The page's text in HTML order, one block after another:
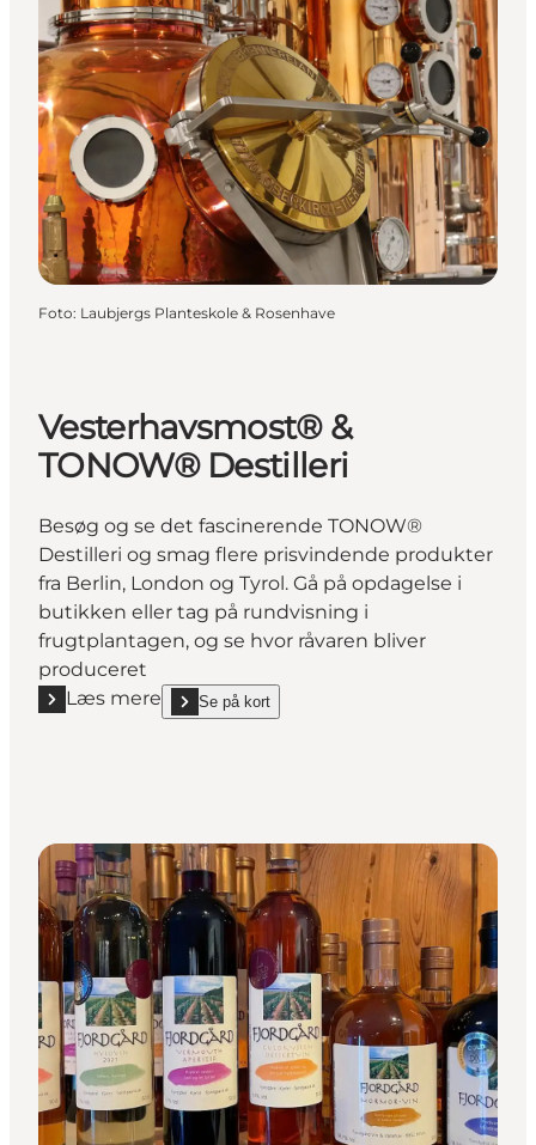
Foto: Laubjergs Planteskole & Rosenhave
Vesterhavsmost® &
TONOW® Destilleri
Besøg og se det fascinerende TONOW®
Destilleri og smag flere prisvindende produkter
fra Berlin, London og Tyrol. Gå på opdagelse i
butikken eller tag på rundvisning i
frugtplantagen, og se hvor råvaren bliver
produceret
Læs mere
Læs mere "Vesterhavsmost® & TONOW® Destilleri"
Se på kort
show Vesterhavsmost® & TONOW® Destilleri